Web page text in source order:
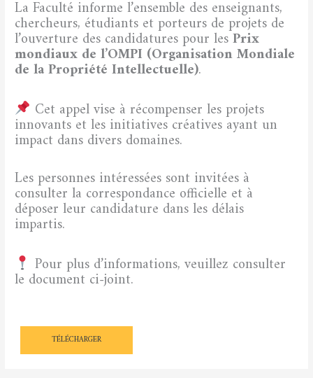
La Faculté informe l’ensemble des enseignants,
chercheurs, étudiants et porteurs de projets de
l’ouverture des candidatures pour lesPrix
mondiaux de l’OMPI (Organisation Mondiale
de la Propriété Intellectuelle).
Cet appel vise à récompenser les projets
innovants et les initiatives créatives ayant un
impact dans divers domaines.
Les personnes intéressées sont invitées à
consulter la correspondance officielle et à
déposer leur candidature dans les délais
impartis.
Pour plus d’informations, veuillez consulter
le document ci-joint.
TÉLÉCHARGER